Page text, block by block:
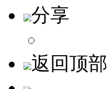
分享
返回顶部